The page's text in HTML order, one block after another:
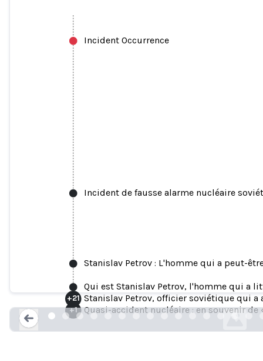
Incident Occurrence
Incident de fausse alarme nucléaire
Stanislav Petrov : L'homme qui a peut-
Qui est Stanislav Petrov, l'homme qui a
+21 Stanislav Petrov, officier soviétique qui a
+1 Quasi-accident nucléaire : en souvenir
Incident de fausse alarme